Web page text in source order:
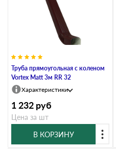
Труба прямоугольная с коленом
Vortex Matt 3м RR 32
Характеристики
1 232 руб
Цена за шт
В КОРЗИНУ